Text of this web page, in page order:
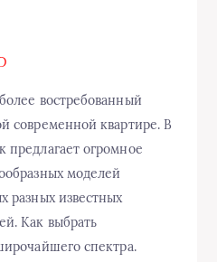
востребованный
современной квартире. В
огромное
моделей
разных известных
Как выбрать
спектра.